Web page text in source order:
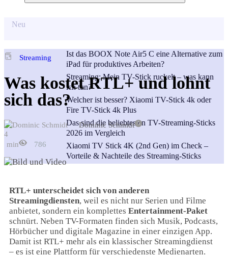
Suchen
Neu
Ist das BOOX Note Air5 C eine Alternative zum
iPad für produktives Arbeiten?
Streaming: Mein TV-Stick ruckelt – was kann
ich tun?
Welcher ist besser? Xiaomi TV-Stick 4k oder
Fire TV-Stick 4k Plus
Das sind die beliebtesten TV-Streaming-Sticks
2026 im Vergleich
Xiaomi TV Stick 4K (2nd Gen) im Check –
Vorteile & Nachteile des Streaming-Sticks
Streaming
Was kostet RTL+ und lohnt
sich das?
Dominic Schmidt
4
min
786
RTL+ unterscheidet sich von anderen
Streamingdiensten, weil es nicht nur Serien und Filme
anbietet, sondern ein komplettes Entertainment-Paket
schnürt. Neben TV-Formaten finden sich Musik, Podcasts,
Hörbücher und digitale Magazine in einer einzigen App.
Damit ist RTL+ mehr als ein klassischer Streamingdienst
– es ist eine Plattform für verschiedenste Medienarten.